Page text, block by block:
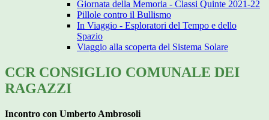
Giornata della Memoria - Classi Quinte 2021-22
Pillole contro il Bullismo
In Viaggio - Esploratori del Tempo e dello
Spazio
Viaggio alla scoperta del Sistema Solare
CCR CONSIGLIO COMUNALE DEI
RAGAZZI
Incontro con Umberto Ambrosoli